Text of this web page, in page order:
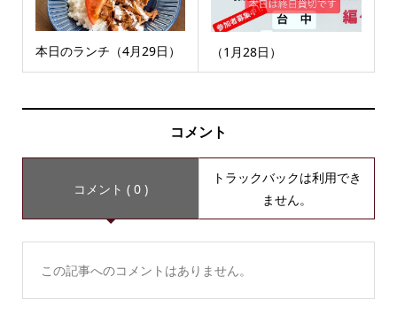
本日のランチ（4月29日） （1月28日）
コメント
コメント ( 0 )
トラックバックは利用でき
ません。
この記事へのコメントはありません。